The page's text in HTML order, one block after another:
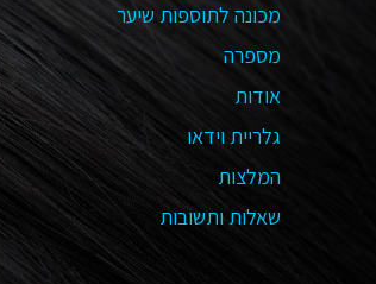
מכונה לתוספות שיער
מספרה
אודות
גלריית וידאו
המלצות
שאלות ותשובות